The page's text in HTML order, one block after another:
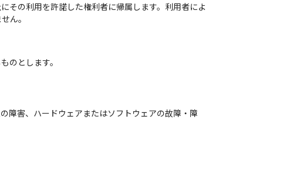
その利用を許諾した権利者に帰属します。利用者によ
ん。
のとします。
障害、ハードウェアまたはソフトウェアの故障・障